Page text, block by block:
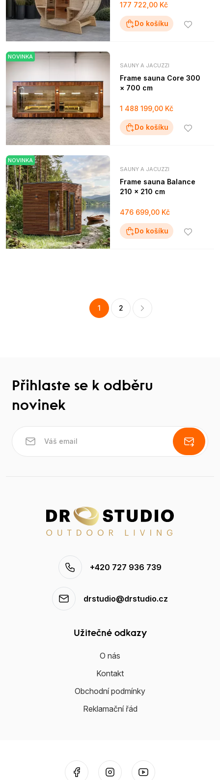
177 722,00 Kč
Do košíku
NOVINKA
SAUNY A JACUZZI
Frame sauna Core 300
× 700 cm
1 488 199,00 Kč
Do košíku
NOVINKA
SAUNY A JACUZZI
Frame sauna Balance
210 × 210 cm
476 699,00 Kč
Do košíku
1 2
Přihlaste se k odběru
novinek
+420 727 936 739
drstudio@drstudio.cz
Užitečné odkazy
O nás
Kontakt
Obchodní podmínky
Reklamační řád